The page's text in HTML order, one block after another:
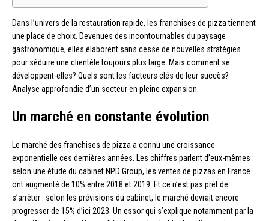
Dans l’univers de la restauration rapide, les franchises de pizza tiennent
une place de choix. Devenues des incontournables du paysage
gastronomique, elles élaborent sans cesse de nouvelles stratégies
pour séduire une clientèle toujours plus large. Mais comment se
développent-elles? Quels sont les facteurs clés de leur succès?
Analyse approfondie d’un secteur en pleine expansion.
Un marché en constante évolution
Le marché des franchises de pizza a connu une croissance
exponentielle ces dernières années. Les chiffres parlent d’eux-mêmes :
selon une étude du cabinet NPD Group, les ventes de pizzas en France
ont augmenté de 10% entre 2018 et 2019. Et ce n’est pas prêt de
s’arrêter : selon les prévisions du cabinet, le marché devrait encore
progresser de 15% d’ici 2023. Un essor qui s’explique notamment par la